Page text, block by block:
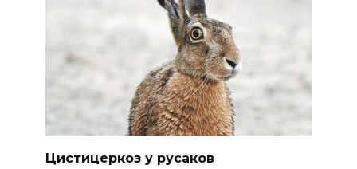
Цистицеркоз у русаков